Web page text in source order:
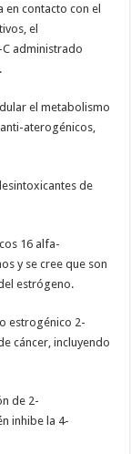
en contacto con el
el
administrado
el metabolismo
aterogénicos,
de
16 alfa-
y se cree que son
estrógeno.
estrogénico 2-
cáncer, incluyendo
de 2-
inhibe la 4-